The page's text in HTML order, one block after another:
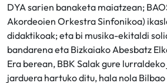
DYA sarien banaketa maiatzean;
Akordeoien Orkestra Sinfonikoa)
didaktikoak; eta bi musika-ekitaldi
bandarena eta Bizkaiako Abesbatz
Era berean, BBK Salak gure
jarduera hartuko ditu, hala nola